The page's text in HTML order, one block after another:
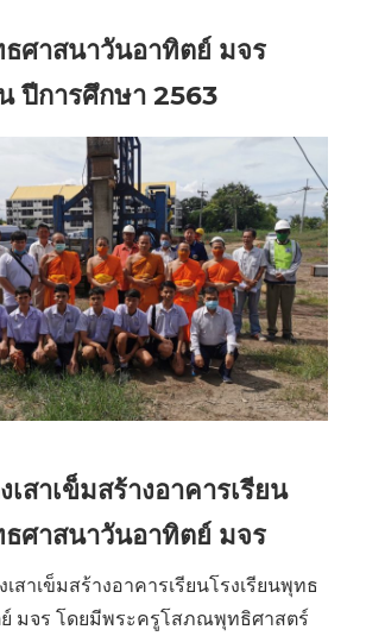
ธศาสนาวันอาทิตย์ มจร
ปีการศึกษา 2563
สาเข็มสร้างอาคารเรียน
ธศาสนาวันอาทิตย์ มจร
สาเข็มสร้างอาคารเรียนโรงเรียนพุทธ
มจร โดยมีพระครูโสภณพุทธิศาสตร์